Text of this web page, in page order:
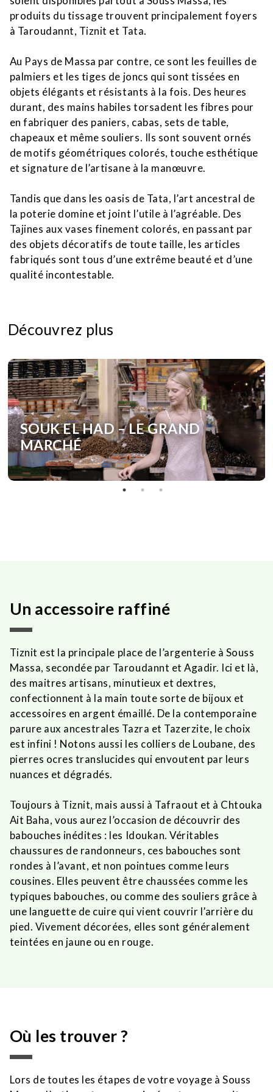
produits du tissage trouvent principalement foyers
à Taroudannt, Tiznit et Tata.
Au Pays de Massa par contre, ce sont les feuilles de
palmiers et les tiges de joncs qui sont tissées en
objets élégants et résistants à la fois. Des heures
durant, des mains habiles torsadent les fibres pour
en fabriquer des paniers, cabas, sets de table,
chapeaux et même souliers. Ils sont souvent ornés
de motifs géométriques colorés, touche esthétique
et signature de l’artisane à la manœuvre.
Tandis que dans les oasis de Tata, l’art ancestral de
la poterie domine et joint l’utile à l’agréable. Des
Tajines aux vases finement colorés, en passant par
des objets décoratifs de toute taille, les articles
fabriqués sont tous d’une extrême beauté et d’une
qualité incontestable.
Découvrez plus
SOUK EL HAD – LE GRAND
MARCHÉ
Un accessoire raffiné
Tiznit est la principale place de l’argenterie à Souss
Massa, secondée par Taroudannt et Agadir. Ici et là,
des maitres artisans, minutieux et dextres,
confectionnent à la main toute sorte de bijoux et
accessoires en argent émaillé. De la contemporaine
parure aux ancestrales Tazra et Tazerzite, le choix
est infini ! Notons aussi les colliers de Loubane, des
pierres ocres translucides qui envoutent par leurs
nuances et dégradés.
Toujours à Tiznit, mais aussi à Tafraout et à Chtouka
Ait Baha, vous aurez l’occasion de découvrir des
babouches inédites : les Idoukan. Véritables
chaussures de randonneurs, ces babouches sont
rondes à l’avant, et non pointues comme leurs
cousines. Elles peuvent être chaussées comme les
typiques babouches, ou comme des souliers grâce à
une languette de cuire qui vient couvrir l’arrière du
pied. Vivement décorées, elles sont généralement
teintées en jaune ou en rouge.
Où les trouver ?
Lors de toutes les étapes de votre voyage à Souss